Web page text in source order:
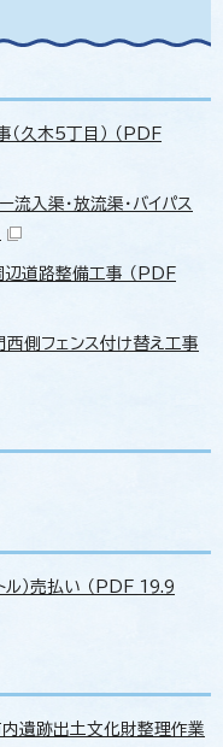
久木5丁目） （PDF
入渠・放流渠・バイパス
道路整備工事 （PDF
側フェンス付け替え工事
）売払い （PDF 19.9
跡出土文化財整理作業